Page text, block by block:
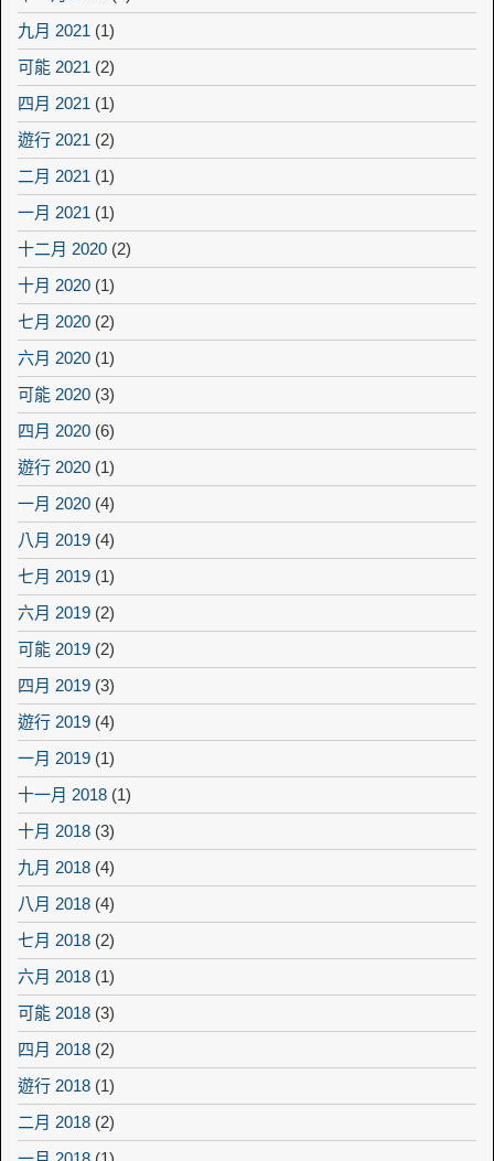
九月 2021 (1)
可能 2021 (2)
四月 2021 (1)
遊行 2021 (2)
二月 2021 (1)
一月 2021 (1)
十二月 2020 (2)
十月 2020 (1)
七月 2020 (2)
六月 2020 (1)
可能 2020 (3)
四月 2020 (6)
遊行 2020 (1)
一月 2020 (4)
八月 2019 (4)
七月 2019 (1)
六月 2019 (2)
可能 2019 (2)
四月 2019 (3)
遊行 2019 (4)
一月 2019 (1)
十一月 2018 (1)
十月 2018 (3)
九月 2018 (4)
八月 2018 (4)
七月 2018 (2)
六月 2018 (1)
可能 2018 (3)
四月 2018 (2)
遊行 2018 (1)
二月 2018 (2)